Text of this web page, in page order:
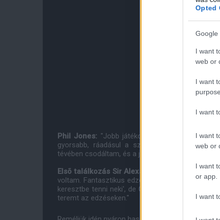
Opted
Google
I want
web or
I want
I want
I want
web or
I want
or app.
I want
Phil Jones: "Jobb játékosokkal játszani azt
gyorsabb, ráadásul a szurkolótábor hatalmas.
tévében csodáltam, és a játékukon nõttem fel."
Elsõ találkozás Sir Alexszel:
"Odajött, kezet
voltam. Fantasztikus edzõ, 25 éve a United élén.
keresztbe tenni neki', de Carringtonban teljesen
teremt az edzéseken."